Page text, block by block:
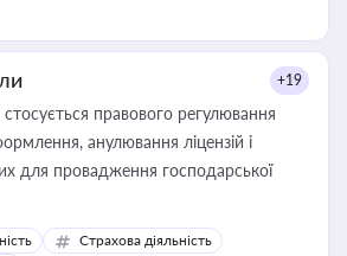
+19
правового регулювання
анулювання ліцензій і
для провадження господарської
Страхова діяльність